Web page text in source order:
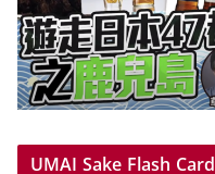
UMAI Sake Flash Card